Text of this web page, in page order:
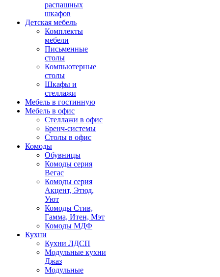
распашных
шкафов
Детская мебель
Комплекты
мебели
Письменные
столы
Компьютерные
столы
Шкафы и
стеллажи
Мебель в гостинную
Мебель в офис
Стеллажи в офис
Бренч-системы
Столы в офис
Комоды
Обувницы
Комоды серия
Вегас
Комоды серия
Акцент, Этюд,
Уют
Комоды Стив,
Гамма, Итен, Мэт
Комоды МДФ
Кухни
Кухни ЛДСП
Модульные кухни
Джаз
Модульные